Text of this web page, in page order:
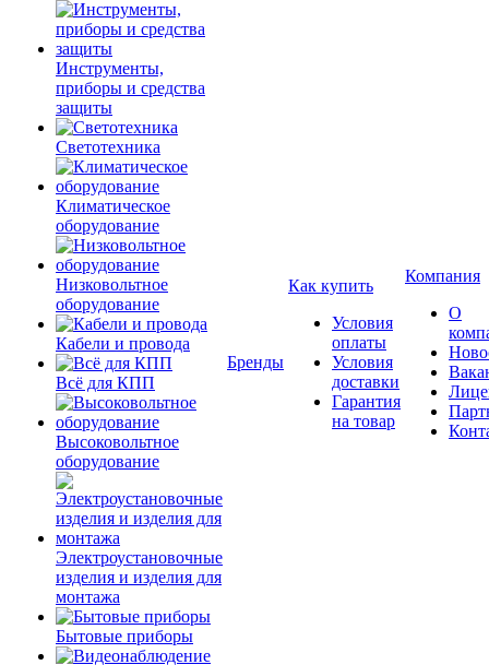
Инструменты,
приборы и средства
защиты
Светотехника
Климатическое
оборудование
Низковольтное
оборудование
Кабели и провода
Всё для КПП
Высоковольтное
оборудование
Электроустановочные
изделия и изделия для
монтажа
Бытовые приборы
Бренды
Как купить
Условия
оплаты
Условия
доставки
Гарантия
на товар
Компания
О